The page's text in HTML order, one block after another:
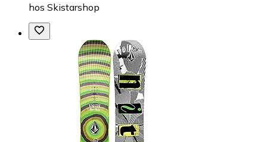
hos Skistarshop